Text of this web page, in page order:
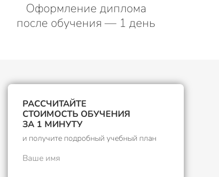
Оформление диплома
после обучения — 1 день
РАССЧИТАЙТЕ
СТОИМОСТЬ ОБУЧЕНИЯ
ЗА 1 МИНУТУ
и получите подробный учебный план
Ваше имя